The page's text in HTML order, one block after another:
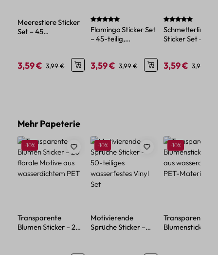
Meerestiere Sticker
Set – 45
Verkaufspreis:
3,59 € Regulärer Preis:
3,99 €
Durchschnittliche Bewertung von 5 von
Flamingo Sticker Set
– 45-teilig,
Verkaufspreis:
3,59 € Regulärer Preis:
3,99 €
Schmetterlinge
Sticker Set – 45
Verkaufspreis:
3,59 € 3,99 €
Produktgalerie überspringen
Mehr Papeterie
Rabatt
-10%
Transparente
Blumen Sticker – 20
Rabatt
-10%
Motivierende
Sprüche Sticker –
Rabatt
-10%
Transparente
Blumensticker –